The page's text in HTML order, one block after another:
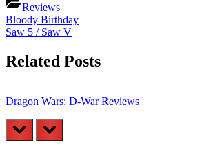
Reviews
Beitragsnavigation
Previous
Post:
Bloody Birthday
Next
Saw 5 / Saw V
Related Posts
Dragon Wars: D-War Reviews
prev next